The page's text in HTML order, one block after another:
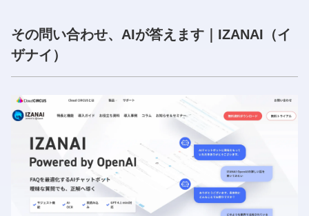
その問い合わせ、AIが答えます｜IZANAI（イ
ザナイ）